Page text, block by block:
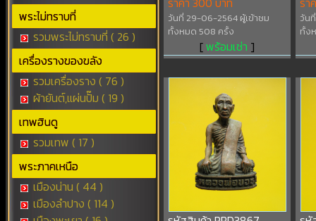
พระไม่ทราบที่
รวมพระไม่ทราบที่ ( 26 )
เครื่องรางของขลัง
รวมเครื่องราง ( 76 )
ผ้ายันต์,แผ่นปั๊ม ( 19 )
เทพฮินดู
รวมเทพ ( 17 )
พระภาคเหนือ
เมืองน่าน ( 44 )
เมืองลำปาง ( 114 )
วันที่ 29-06-2564 ผู้เข้าชม
ทั้งหมด 508 ครั้ง
[พร้อมเช่า ]
วัน
ทั้ง